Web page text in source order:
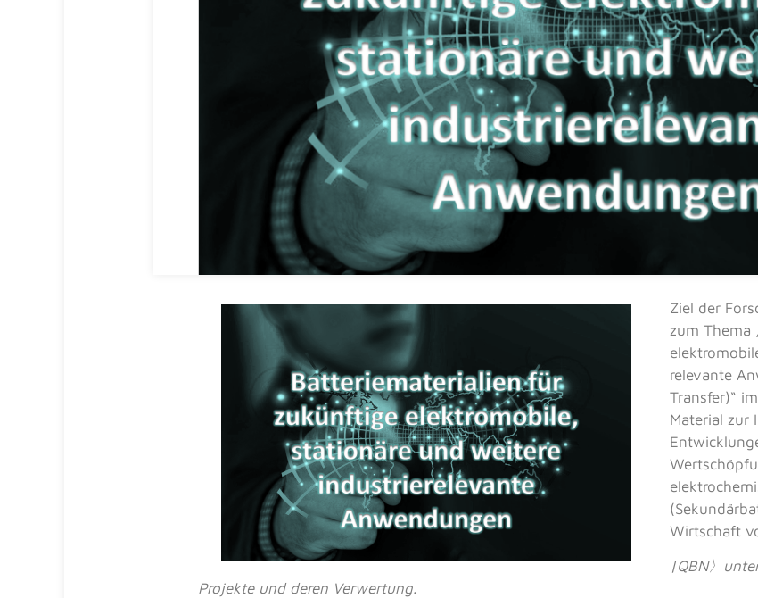
Ziel der
zum Thema
relevante
Transfer)“
Material zur
Wirtschaft
|QBN〉
Projekte und deren Verwertung.